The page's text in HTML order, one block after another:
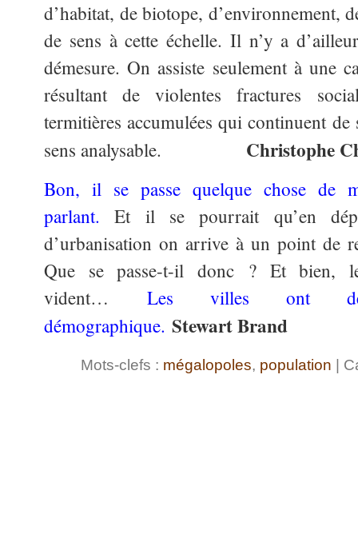
d’habitat, de biotope,
de sens à cette échelle. Il n’y a
démesure. On assiste seulement à une
résultant de violentes fractures
termitières accumulées qui continuent de
sens analysable. Christophe
Bon, il se passe quelque chose de
parlant. Et il se pourrait qu’en
d’urbanisation on arrive à un point de
Que se passe-t-il donc ? Et bien,
vident… Les villes ont
démographique. Stewart Brand
Mots-clefs : mégalopoles, population |